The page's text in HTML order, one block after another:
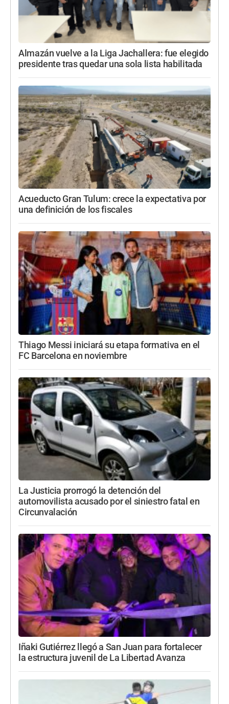
Almazán vuelve a la Liga Jachallera: fue elegido
presidente tras quedar una sola lista habilitada
Acueducto Gran Tulum: crece la expectativa por
una definición de los fiscales
Thiago Messi iniciará su etapa formativa en el
FC Barcelona en noviembre
La Justicia prorrogó la detención del
automovilista acusado por el siniestro fatal en
Circunvalación
Iñaki Gutiérrez llegó a San Juan para fortalecer
la estructura juvenil de La Libertad Avanza